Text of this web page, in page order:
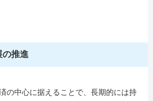
の推進
の中心に据えることで、長期的には持